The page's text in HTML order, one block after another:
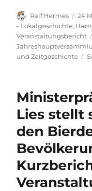
Autor
Ralf Hermes
am
24
- Lokalgeschichte,
Veranstaltungsbericht
und Zeitgeschichte
Lies stellt
den